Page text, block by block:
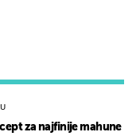
za najfinije mahune